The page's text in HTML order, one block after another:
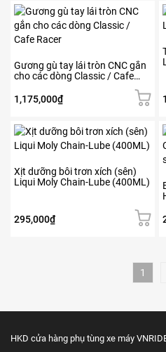
là:
2,600,000₫.
tại
là:
Gương gù tay lái tròn CNC gắn
cho các dòng Classic / Cafe
1,175,000₫
Xịt dưỡng bôi trơn xích (sên)
Liqui Moly Chain-Lube (400ML)
295,000₫
1
HKD cửa hàng phụ tùng xe máy